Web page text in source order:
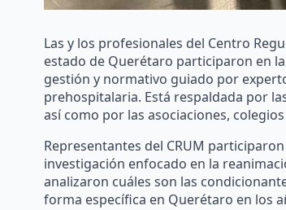
Las y los profesionales del Centro
estado de Querétaro participaron en
gestión y normativo guiado por
prehospitalaria. Está respaldada por
así como por las asociaciones,
Representantes del CRUM
investigación enfocado en la
analizaron cuáles son las
forma específica en Querétaro en los